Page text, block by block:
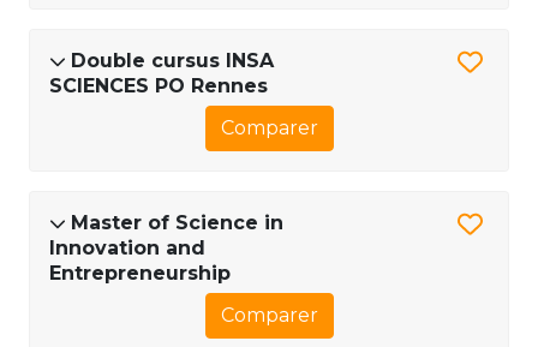
Double cursus INSA
SCIENCES PO Rennes
Comparer
Master of Science in
Innovation and
Entrepreneurship
Comparer